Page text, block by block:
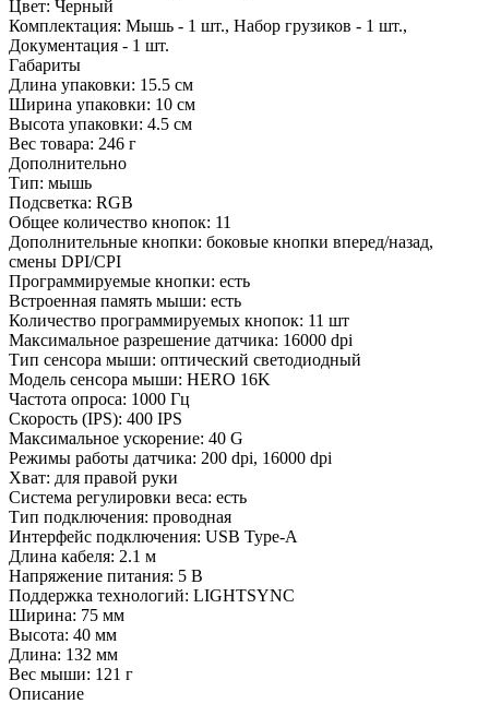
Цвет: Черный
Комплектация: Мышь - 1 шт., Набор грузиков - 1 шт.,
Документация - 1 шт.
Габариты
Длина упаковки: 15.5 см
Ширина упаковки: 10 см
Высота упаковки: 4.5 см
Вес товара: 246 г
Дополнительно
Тип: мышь
Подсветка: RGB
Общее количество кнопок: 11
Дополнительные кнопки: боковые кнопки вперед/назад,
смены DPI/CPI
Программируемые кнопки: есть
Встроенная память мыши: есть
Количество программируемых кнопок: 11 шт
Максимальное разрешение датчика: 16000 dpi
Тип сенсора мыши: оптический светодиодный
Модель сенсора мыши: HERO 16K
Частота опроса: 1000 Гц
Скорость (IPS): 400 IPS
Максимальное ускорение: 40 G
Режимы работы датчика: 200 dpi, 16000 dpi
Хват: для правой руки
Система регулировки веса: есть
Тип подключения: проводная
Интерфейс подключения: USB Type-A
Длина кабеля: 2.1 м
Напряжение питания: 5 В
Поддержка технологий: LIGHTSYNC
Ширина: 75 мм
Высота: 40 мм
Длина: 132 мм
Вес мыши: 121 г
Описание